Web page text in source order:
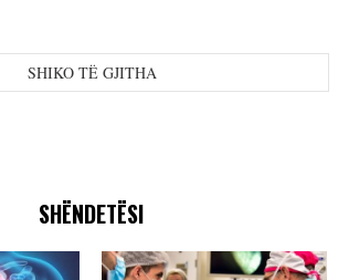
SHIKO TË GJITHA
SHËNDETËSI